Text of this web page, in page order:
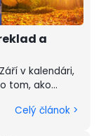
a
v kalendári,
tom, ako...
Celý článok >